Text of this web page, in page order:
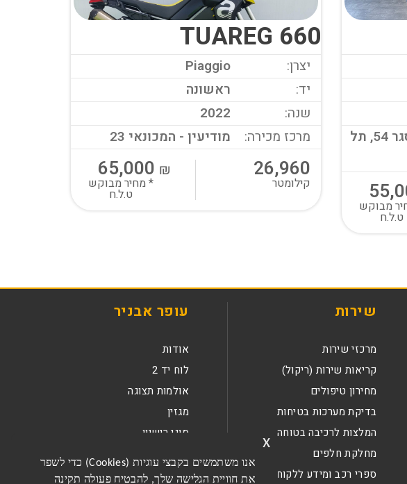
מוטופלקס - המסגר 54, תל
מבוקש
ט.ל.ח
TUAREG 660
יצרן:
Piaggio
יד:
ראשונה
שנה:
2022
מרכז מכירה:
מודיעין - המכונאי 23
26,960
קילומטר
₪
* מחיר מבוקש
ט.ל.ח
אנו משתמשים בקבצי עוגיות (Cookies) כדי לשפר
את חוויית הגלישה שלך, להבטיח פעולה תקינה
x
שירות
מרכזי שירות
קריאות שירות (ריקול)
מחירון טיפולים
בדיקת מערכות בטיחות
המלצות לרכיבה בטוחה
מחלקת חלפים
ספרי רכב ומידע ללקוחות
עופר אבניר
אודות
לוח יד 2
אולמות תצוגה
מגזין
סוגי רישיון
צור קשר